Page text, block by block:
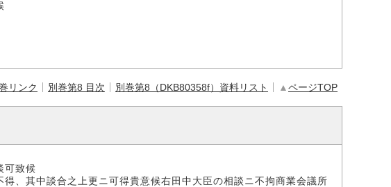
リンク 別巻第8 目次 別巻第8（DKB80358f）資料リスト ▲ページTOP
可致候
、其中談合之上更ニ可得貴意候右田中大臣の相談ニ不拘商業会議所